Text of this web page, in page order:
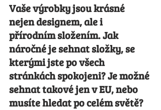
Vaše výrobky jsou krásné
nejen designem, ale i
přírodním složením. Jak
náročné je sehnat složky, se
kterými jste po všech
stránkách spokojeni? Je možné
sehnat takové jen v EU, nebo
musíte hledat po celém světě?